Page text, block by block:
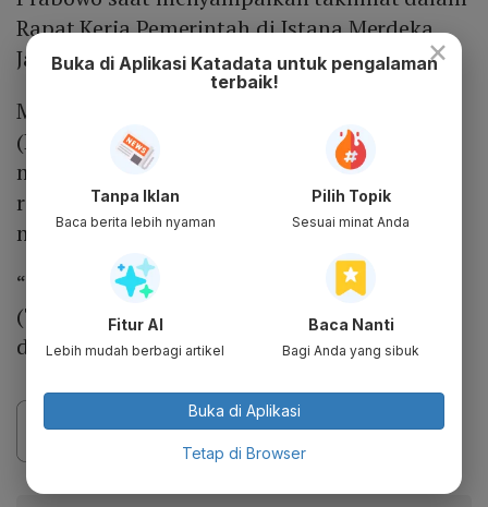
Rapat Kerja Pemerintah di Istana Merdeka
Jakarta pada Rabu (8/4).
Menteri Energi dan Sumber Daya Mineral
(ESDM) Bahlil Lahadalia sebelumnya
mengatakan belum mengetahui terkait
rencana kunjungan Presiden Prabowo ke
negara pimpinan Putin tersebut.
“(Siapa) yang bilang berangkat ke Rusia?
(Tunggu) pemerintah RI ya,” kata Bahlil saat
ditemui di Kementerian ESDM, Jumat (10/4).
×
Buka di Aplikasi Katadata untuk pengalaman
terbaik!
Tanpa Iklan
Baca berita lebih nyaman
Pilih Topik
Sesuai minat Anda
Fitur AI
Lebih mudah berbagi artikel
Baca Nanti
Bagi Anda yang sibuk
Buka di Aplikasi
Tetap di Browser